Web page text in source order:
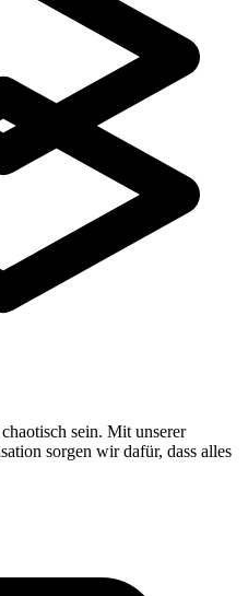
sein. Mit unserer
sorgen wir dafür, dass alles